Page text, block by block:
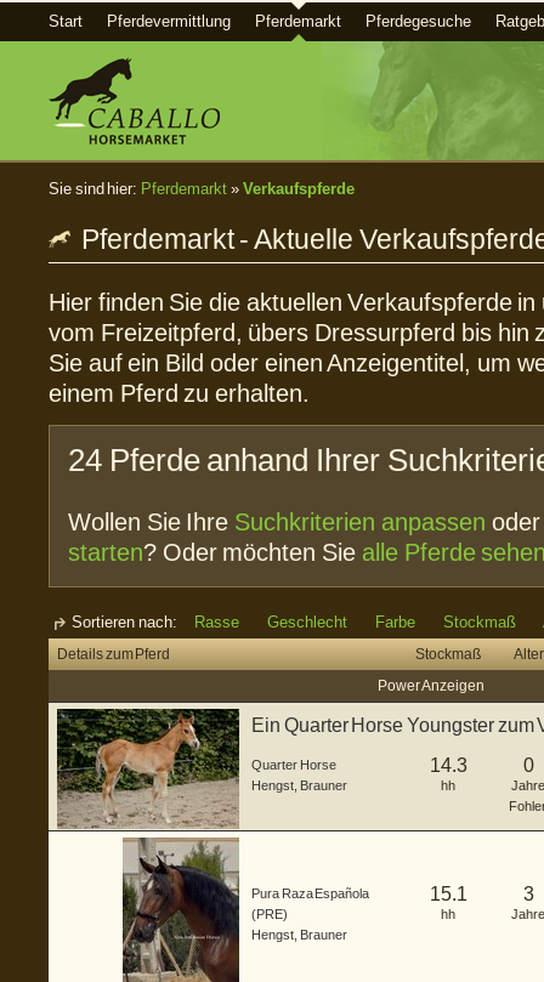
Start Pferdevermittlung Pferdemarkt Pferdegesuche
Sie sind hier: Pferdemarkt » Verkaufspferde
Pferdemarkt - Aktuelle
Hier finden Sie die aktuellen Verkaufspferde
vom Freizeitpferd, übers Dressurpferd bis hin
Sie auf ein Bild oder einen Anzeigentitel, um
einem Pferd zu erhalten.
24 Pferde anhand Ihrer
Wollen Sie Ihre Suchkriterien anpassen
starten? Oder möchten Sie alle Pferde
Sortieren nach: Rasse Geschlecht Farbe Stockmaß
Details zum Pferd Stockmaß
Alter
Power Anzeigen
Ein Quarter Horse Youngster zum
Quarter Horse
Hengst Brauner
14.3
hh
0
Jahre
Pura Raza Española
(PRE)
Hengst Brauner
15.1
hh
3
Jahre